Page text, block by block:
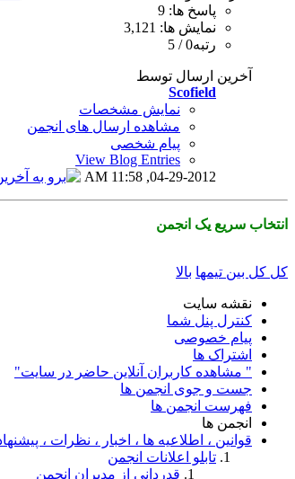
پاسخ ها: 9
نمایش ها: 3,121
رتبه0 / 5
آخرین ارسال توسط
Scofield
نمایش مشخصات
مشاهده ارسال های انجمن
پیام شخصی
View Blog Entries
04-29-2012,
11:58 AM
انتخاب سریع یک انجمن
کل کل بین تیمها بالا
نقشه سایت
کنترل پنل شما
پیام خصوصی
اشتراک ها
" مشاهده کاربران آنلاین حاضر در سایت"
جست و جوی انجمن ها
فهرست انجمن ها
انجمن ها
قوانین ، اطلاعیه ها ، اخبار ، نظرات ،
تابلو اعلانات انجمن
قدردانی از مدیران انجمن